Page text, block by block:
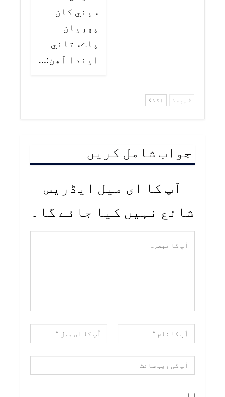
سڀني کان
پهريان
پاڪستاني
ايندا آهن:…
پچھلا اگلا
جواب شامل کریں
آپ کا ای میل ایڈریس
شائع نہیں کیا جائے گا۔